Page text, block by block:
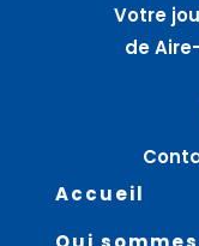
Votre
de
Accueil